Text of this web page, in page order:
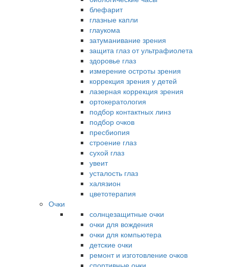
блефарит
глазные капли
глаукома
затуманивание зрения
защита глаз от ультрафиолета
здоровье глаз
измерение остроты зрения
коррекция зрения у детей
лазерная коррекция зрения
ортокератология
подбор контактных линз
подбор очков
пресбиопия
строение глаз
сухой глаз
увеит
усталость глаз
халязион
цветотерапия
Очки
солнцезащитные очки
очки для вождения
очки для компьютера
детские очки
ремонт и изготовление очков